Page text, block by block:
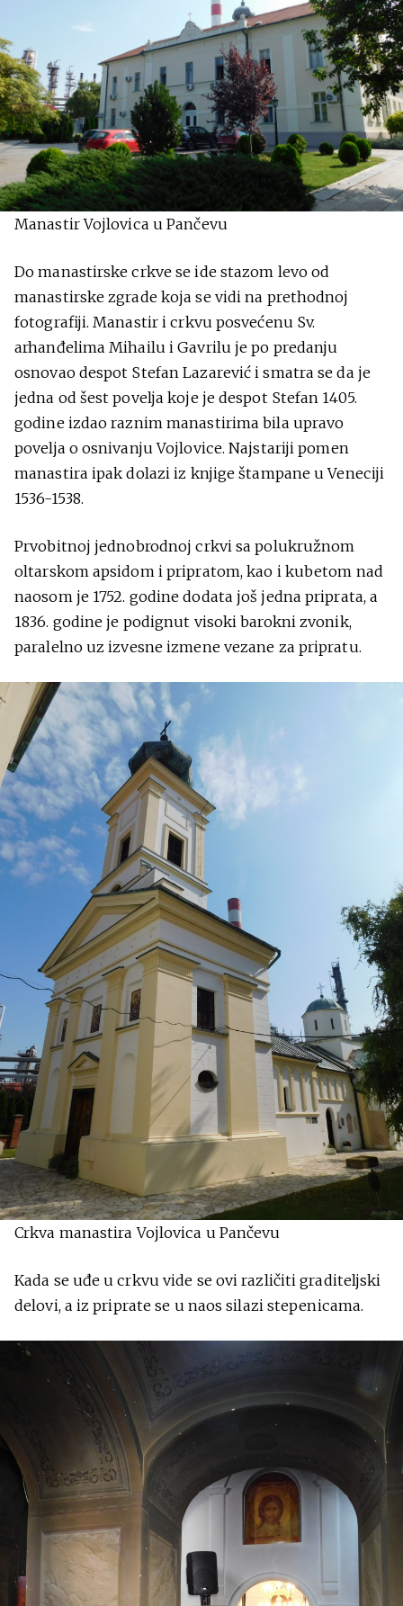
Manastir Vojlovica u Pančevu
Do manastirske crkve se ide stazom levo od
manastirske zgrade koja se vidi na prethodnoj
fotografiji. Manastir i crkvu posvećenu Sv.
arhanđelima Mihailu i Gavrilu je po predanju
osnovao despot Stefan Lazarević i smatra se da je
jedna od šest povelja koje je despot Stefan 1405.
godine izdao raznim manastirima bila upravo
povelja o osnivanju Vojlovice. Najstariji pomen
manastira ipak dolazi iz knjige štampane u Veneciji
1536-1538.
Prvobitnoj jednobrodnoj crkvi sa polukružnom
oltarskom apsidom i pripratom, kao i kubetom nad
naosom je 1752. godine dodata još jedna priprata, a
1836. godine je podignut visoki barokni zvonik,
paralelno uz izvesne izmene vezane za pripratu.
Crkva manastira Vojlovica u Pančevu
Kada se uđe u crkvu vide se ovi različiti graditeljski
delovi, a iz priprate se u naos silazi stepenicama.